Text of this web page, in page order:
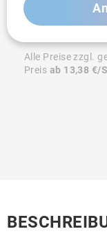
Alle Preise zzgl.
Preis ab 13,38 €/